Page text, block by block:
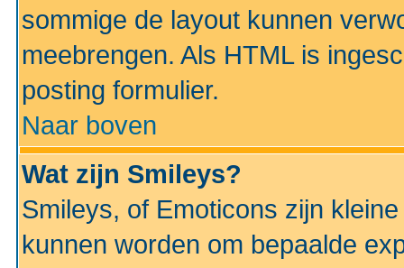
sommige de layout kunnen
meebrengen. Als HTML is
posting formulier.
Naar boven
Wat zijn Smileys?
Smileys, of Emoticons zijn
kunnen worden om bepaalde